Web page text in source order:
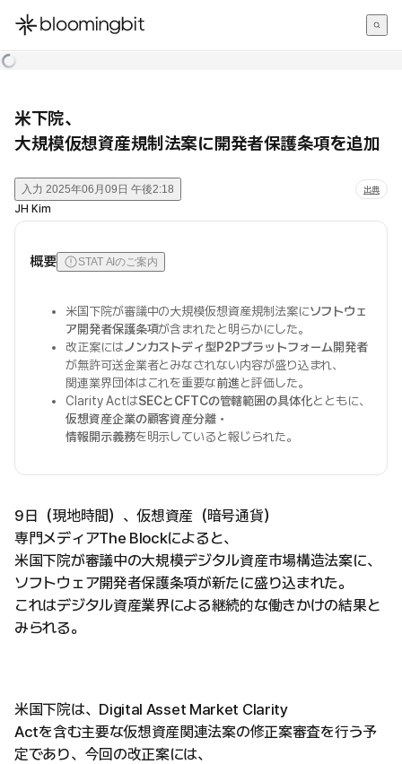
한국어
米下院、
大規模仮想資産規制法案に開発者保護条項を追加
入力 2025年06月09日 午後2:18 出典
JH Kim
概要 STAT AIのご案内
米国下院が審議中の大規模仮想資産規制法案にソフトウェ
ア開発者保護条項が含まれたと明らかにした。
改正案にはノンカストディ型P2Pプラットフォーム開発者
が無許可送金業者とみなされない内容が盛り込まれ、
関連業界団体はこれを重要な前進と評価した。
Clarity ActはSECとCFTCの管轄範囲の具体化とともに、
仮想資産企業の顧客資産分離・
情報開示義務を明示していると報じられた。
9日（現地時間）、仮想資産（暗号通貨）
専門メディアThe Blockによると、
米国下院が審議中の大規模デジタル資産市場構造法案に、
ソフトウェア開発者保護条項が新たに盛り込まれた。
これはデジタル資産業界による継続的な働きかけの結果と
みられる。
米国下院は、Digital Asset Market Clarity
Actを含む主要な仮想資産関連法案の修正案審査を行う予
定であり、今回の改正案には、